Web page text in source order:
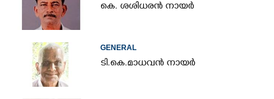
കെ. ശശിധരൻ നായർ
GENERAL
ടി.കെ.മാധവൻ നായർ